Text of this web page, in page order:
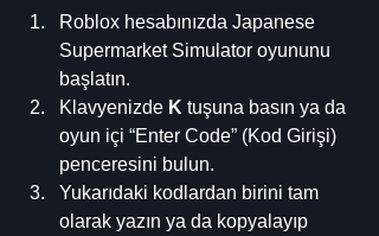
Roblox hesabınızda Japanese
Supermarket Simulator oyununu
başlatın.
Klavyenizde K tuşuna basın ya da
oyun içi “Enter Code” (Kod Girişi)
penceresini bulun.
Yukarıdaki kodlardan birini tam
olarak yazın ya da kopyalayıp